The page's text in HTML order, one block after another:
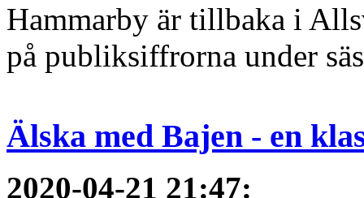
Hammarby är tillbaka i
på publiksiffrorna under
Älska med Bajen - en
2020-04-21 21:47: